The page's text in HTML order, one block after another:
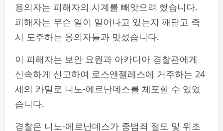
용의자는 피해자의 시계를 빼앗으려 했습니다.
피해자는 무슨 일이 일어나고 있는지 깨닫고 즉
시 도주하는 용의자들과 맞섰습니다.
이 피해자는 보안 요원과 아카디아 경찰관에게
신속하게 신고하여 로스앤젤레스에 거주하는 24
세의 카밀로 니노-에르난데스를 체포할 수 있었
습니다.
경찰은 니노-에르난데스가 중범죄 절도 및 위조